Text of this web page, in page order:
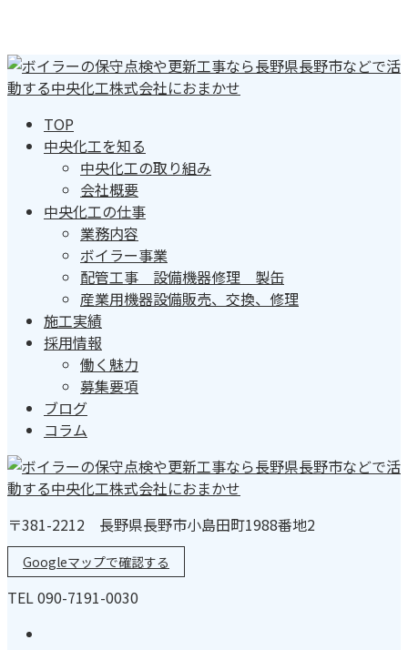
TOP
中央化工を知る
中央化工の取り組み
会社概要
中央化工の仕事
業務内容
ボイラー事業
配管工事 設備機器修理 製缶
産業用機器設備販売、交換、修理
施工実績
採用情報
働く魅力
募集要項
ブログ
コラム
〒381-2212 長野県長野市小島田町1988番地2
Googleマップで確認する
TEL 090-7191-0030